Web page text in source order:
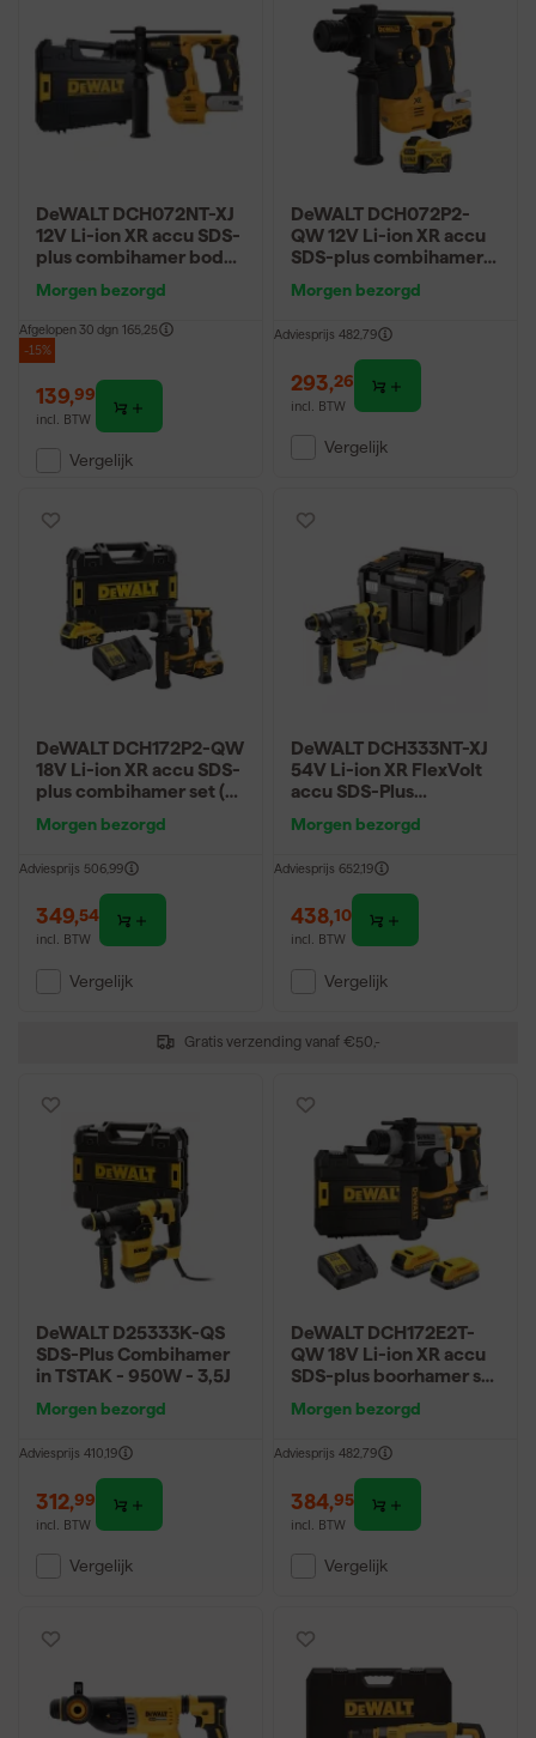
Gratis verzending vanaf €50,-
DeWALT DCH072NT-XJ
12V Li-ion XR accu SDS-
plus combihamer body
koolborstelloos
Morgen bezorgd
Afgelopen 30 dgn 165,25
-15%
139,99
incl. BTW
Vergelijk
DeWALT DCH072P2-
QW 12V Li-ion XR accu
SDS-plus combihamer
1.1J - koolborstelloos
Morgen bezorgd
Adviesprijs 482,79
293,26
incl. BTW
Vergelijk
DeWALT DCH172P2-QW
18V Li-ion XR accu SDS-
plus combihamer set (2x
koolborstelloos
Morgen bezorgd
Adviesprijs 506,99
349,54
incl. BTW
Vergelijk
DeWALT DCH333NT-XJ
54V Li-ion XR FlexVolt
accu SDS-Plus
TSTAK - 3.5J -
Morgen bezorgd
Adviesprijs 652,19
438,10
incl. BTW
Vergelijk
DeWALT D25333K-QS
SDS-Plus Combihamer
in TSTAK - 950W - 3,5J
Morgen bezorgd
Adviesprijs 410,19
312,99
incl. BTW
Vergelijk
DeWALT DCH172E2T-
QW 18V Li-ion XR accu
SDS-plus boorhamer set
in TSTAK - 1.4J -
Morgen bezorgd
Adviesprijs 482,79
384,95
incl. BTW
Vergelijk